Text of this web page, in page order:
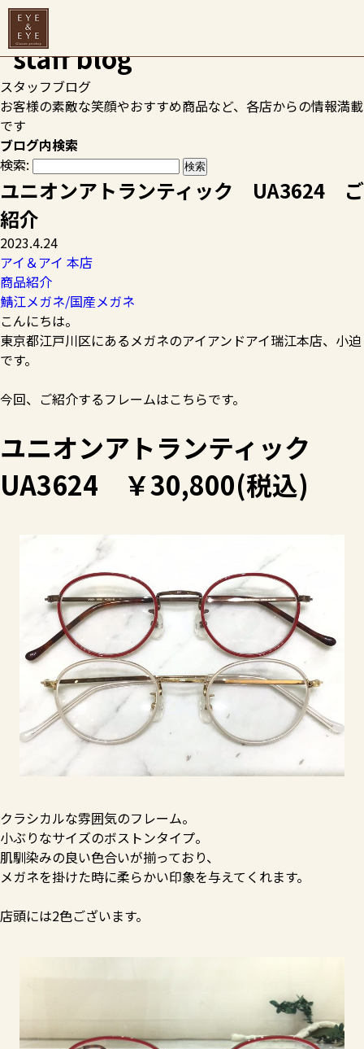
HOME>
ンティック UA3624 ご紹介
スタッフブログ
お客様の素敵な笑顔やおすすめ商品など、各店からの情報満載
です
ブログ内検索
検索:
ユニオンアトランティック UA3624 ご
紹介
2023.4.24
アイ＆アイ 本店
商品紹介
鯖江メガネ/国産メガネ
こんにちは。
東京都江戸川区にあるメガネのアイアンドアイ瑞江本店、小迫
です。
今回、ご紹介するフレームはこちらです。
ユニオンアトランティック
UA3624 ￥30,800(税込)
クラシカルな雰囲気のフレーム。
小ぶりなサイズのボストンタイプ。
肌馴染みの良い色合いが揃っており、
メガネを掛けた時に柔らかい印象を与えてくれます。
店頭には2色ございます。